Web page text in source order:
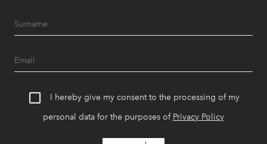
I hereby give my consent to the processing of my
personal data for the purposes of Privacy Policy